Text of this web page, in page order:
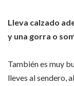
Lleva calzado
y una gorra o
También es muy
lleves al sendero,